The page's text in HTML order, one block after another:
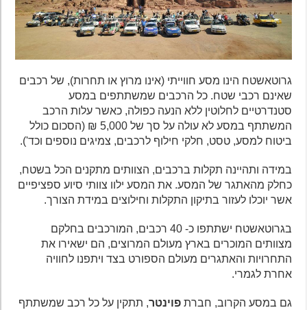
גרוטאשטח הינו מסע חווייתי (אינו מרוץ או תחרות), של רכבים
שאינם רכבי שטח. כל הרכבים שמשתתפים במסע
סטנדרטיים לחלוטין ללא הנעה כפולה, כאשר עלות הרכב
המשתתף במסע לא עולה על סך של 5,000 ₪ (הסכום כולל
ביטוח למסע, טסט, חלקי חילוף לרכבים, צמיגים נוספים וכד').
במידה ותהיינה תקלות ברכבים, הצוותים מתקנים הכל בשטח,
כחלק מהאתגר של המסע. את המסע ילוו צוותי סיוע ספציפיים
אשר יוכלו לעזור בתיקון התקלות וחילוצים במידת הצורך.
בגרוטאשטח ישתתפו כ- 40 רכבים, המורכבים בחלקם
מצוותים המוכרים בארץ מעולם המרוצים, הם ישאירו את
התחרויות והאתגרים מעולם הספורט בצד ויתפנו לחוויה
אחרת לגמרי.
גם במסע הקרוב, חברתפוינטר, תתקין על כל רכב שמשתתף